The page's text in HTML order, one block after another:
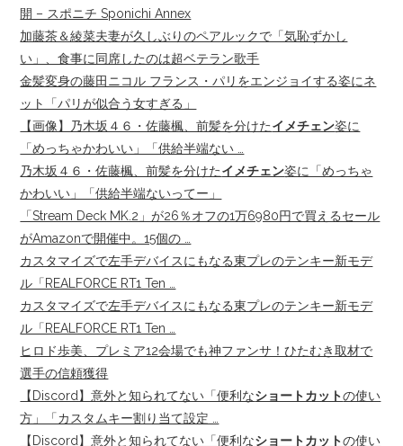
開 – スポニチ Sponichi Annex
加藤茶＆綾菜夫妻が久しぶりのペアルックで「気恥ずかし
い」、食事に同席したのは超ベテラン歌手
金髪変身の藤田ニコル フランス・パリをエンジョイする姿にネ
ット「パリが似合う女すぎる」
【画像】乃木坂４６・佐藤楓、前髪を分けたイメチェン姿に
「めっちゃかわいい」「供給半端ない …
乃木坂４６・佐藤楓、前髪を分けたイメチェン姿に「めっちゃ
かわいい」「供給半端ないってー」
「Stream Deck MK.2」が26％オフの1万6980円で買えるセール
がAmazonで開催中。15個の …
カスタマイズで左手デバイスにもなる東プレのテンキー新モデ
ル「REALFORCE RT1 Ten …
カスタマイズで左手デバイスにもなる東プレのテンキー新モデ
ル「REALFORCE RT1 Ten …
ヒロド歩美、プレミア12会場でも神ファンサ！ひたむき取材で
選手の信頼獲得
【Discord】意外と知られてない「便利なショートカットの使い
方」「カスタムキー割り当て設定 …
【Discord】意外と知られてない「便利なショートカットの使い